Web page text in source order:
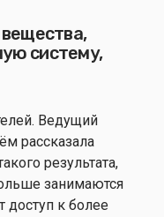
систему,
Ведущий
рассказала
результата,
занимаются
к более